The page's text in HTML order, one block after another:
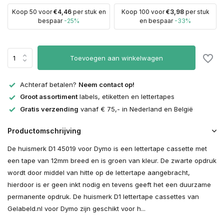
Koop 50 voor€4,46per stuk en
bespaar -25%
Koop 100 voor€3,98per stuk
en bespaar -33%
Toevoegen aan winkelwagen
Achteraf betalen? Neem contact op!
Groot assortimentlabels, etiketten en lettertapes
Gratis verzending vanaf € 75,- in Nederland en België
Productomschrijving
De huismerk D1 45019 voor Dymo is een lettertape cassette met
een tape van 12mm breed en is groen van kleur. De zwarte opdruk
wordt door middel van hitte op de lettertape aangebracht,
hierdoor is er geen inkt nodig en tevens geeft het een duurzame
permanente opdruk. De huismerk D1 lettertape cassettes van
Gelabeld.nl voor Dymo zijn geschikt voor h...